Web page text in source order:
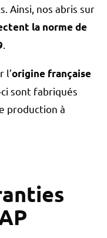
Ainsi, nos abris sur
la norme de
l’origine française
sont fabriqués
production à